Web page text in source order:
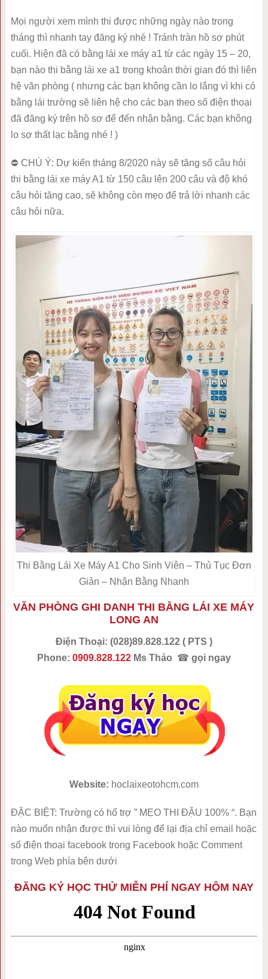
Mọi người xem mình thi được những ngày nào trong
tháng thì nhanh tay đăng ký nhé ! Tránh tràn hồ sơ phút
cuối. Hiện đã có bằng lái xe máy a1 từ các ngày 15 – 20,
bạn nào thi bằng lái xe a1 trong khoản thời gian đó thì liên
hệ văn phòng ( nhưng các bạn không cần lo lắng vì khi có
bằng lái trường sẽ liên hệ cho các bạn theo số điện thoại
đã đăng ký trên hồ sơ để đến nhận bằng. Các bạn không
lo sợ thất lạc bằng nhé ! )
⛔ CHÚ Ý: Dự kiến tháng 8/2020 này sẽ tăng số câu hỏi
thi bằng lái xe máy A1 từ 150 câu lên 200 câu và độ khó
câu hỏi tăng cao, sẽ không còn mẹo để trả lời nhanh các
câu hỏi nữa.
Thi Bằng Lái Xe Máy A1 Cho Sinh Viên – Thủ Tục Đơn
Giản – Nhận Bằng Nhanh
VĂN PHÒNG GHI DANH THI BẰNG LÁI XE MÁY
LONG AN
Điện Thoại: (028)89.828.122 ( PTS )
Phone: 0909.828.122Ms Thảo ☎ gọi ngay
Website: hoclaixeotohcm.com
ĐẶC BIỆT: Trường có hổ trợ ” MẸO THI ĐẬU 100% “. Bạn
nào muốn nhận được thì vui lòng để lại địa chỉ email hoặc
số điện thoại facebook trong Facebook hoặc Comment
trong Web phía bên dưới
ĐĂNG KÝ HỌC THỬ MIỄN PHÍ NGAY HÔM NAY